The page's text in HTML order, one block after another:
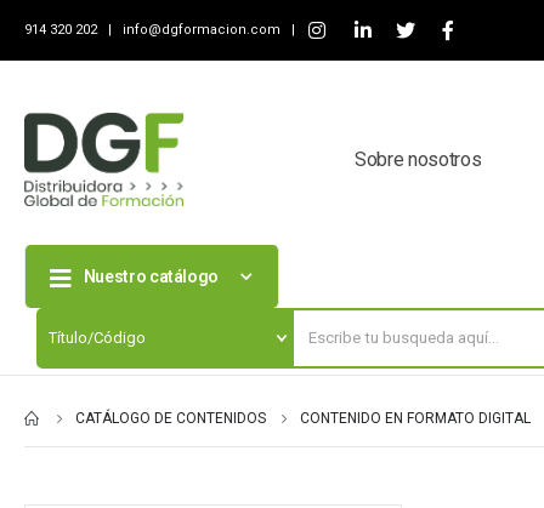
914 320 202 | info@dgformacion.com |
Sobre nosotros
Nuestro catálogo
CATÁLOGO DE CONTENIDOS CONTENIDO EN FORMATO DIGITAL